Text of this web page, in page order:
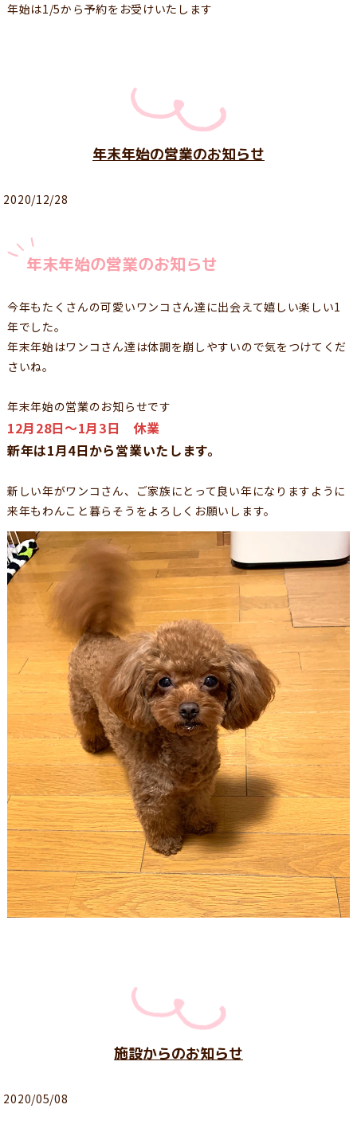
年始は1/5から予約をお受けいたします
年末年始の営業のお知らせ
2020/12/28
年末年始の営業のお知らせ
今年もたくさんの可愛いワンコさん達に出会えて嬉しい楽しい1
年でした。
年末年始はワンコさん達は体調を崩しやすいので気をつけてくだ
さいね。
年末年始の営業のお知らせです
12月28日〜1月3日 休業
新年は1月4日から営業いたします。
新しい年がワンコさん、ご家族にとって良い年になりますように
来年もわんこと暮らそうをよろしくお願いします。
施設からのお知らせ
2020/05/08